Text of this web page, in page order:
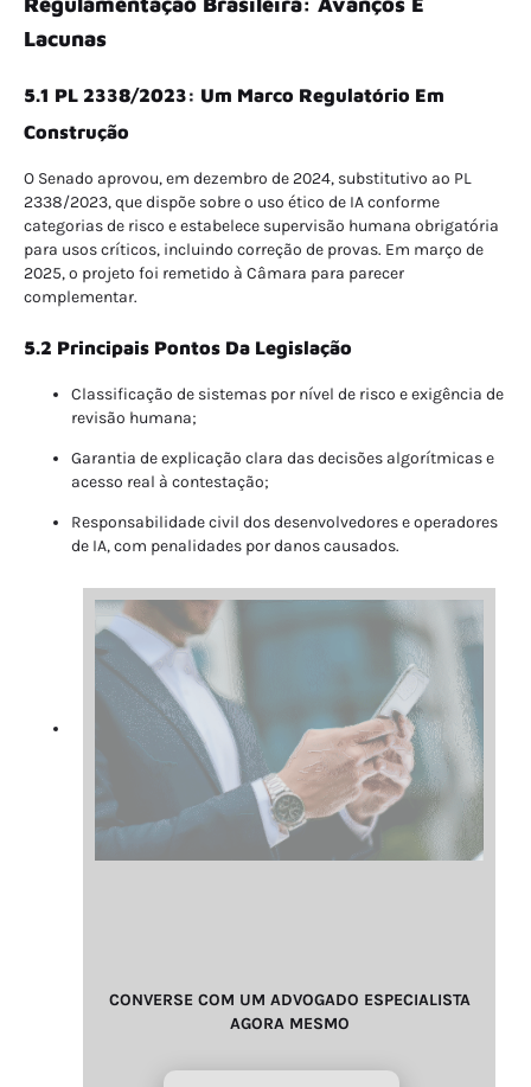
Lacunas
5.1 PL 2338/2023: Um Marco Regulatório Em
Construção
O Senado aprovou, em dezembro de 2024, substitutivo ao PL
2338/2023, que dispõe sobre o uso ético de IA conforme
categorias de risco e estabelece supervisão humana obrigatória
para usos críticos, incluindo correção de provas. Em março de
2025, o projeto foi remetido à Câmara para parecer
complementar.
5.2 Principais Pontos Da Legislação
Classificação de sistemas por nível de risco e exigência de
revisão humana;
Garantia de explicação clara das decisões algorítmicas e
acesso real à contestação;
Responsabilidade civil dos desenvolvedores e operadores
de IA, com penalidades por danos causados.
CONVERSE COM UM ADVOGADO ESPECIALISTA
AGORA MESMO